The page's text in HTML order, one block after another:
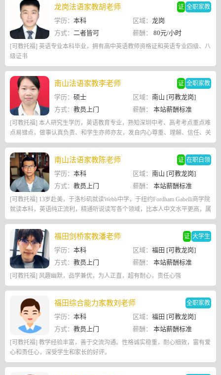
龙岗法语家教胡老师 证 全职家教
学历： 本科 区域： 龙岗
方式： 二者皆可 薪酬： 80元/小时
[可教托福] 英语专业本科毕业，拥有高中英语教师资格证和英语专业四级、八
级证书
南山法语家教李老师 证 全职家教
学历： 硕士 区域： 南山 [可教龙岗]
方式： 教员上门 薪酬： 本站薪酬标准
[可教托福] 本人研究生学历，英语教育专业，熟知深圳中考、高考考点重点难
点易错点，做事认真负责、和学生亦师亦友，发自内心尊重、理解、信任、关
心孩子，走进他们的内心，陪他们一起克服困难、取得进步、重拾信心，收获
成长！
南山法语家教陈老师 证 在职白领
学历： 本科 区域： 南山 [可教龙岗]
方式： 教员上门 薪酬： 本站薪酬标准
[可教托福] 13岁赴美，于洛杉矶就读Webb中学，于纽约Fordham Gabelli商学院
就读本科，英语纯正流利，精通听说读写各个领域，比本人中文水平更高，属
于母语水平。钢琴方面成就非凡
福田剑桥家教潘老师 证 大学生
学历： 本科 区域： 福田 [可教龙岗]
方式： 教员上门 薪酬： 本站薪酬标准
[可教托福] 风趣幽默，品学兼优，为人正直，超有耐心，责任心强
福田综合能力家教刘老师 全职家教
学历： 本科 区域： 福田 [可教龙岗]
方式： 教员上门 薪酬： 本站薪酬标准
[可教托福] 教学经验丰富，善于交流沟通。性格诚实稳重，耐心细致，富有爱
心和责任心，深受学生和家长的好评。